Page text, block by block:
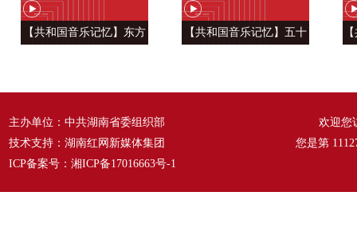
【共和国音乐记忆】东方
【共和国音乐记忆】五十
主办单位：中共湖南省委组织部
技术支持：湖南红网新媒体集团
ICP备案号： 湘ICP备17016663号-1
欢迎您
您是第